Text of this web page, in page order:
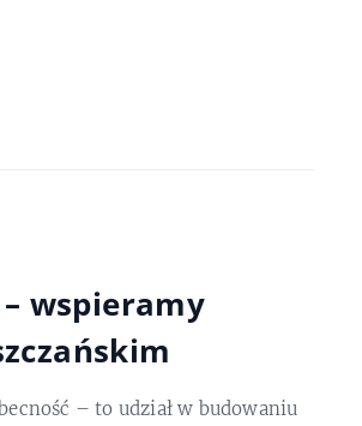
wspieramy
– to udział w budowaniu